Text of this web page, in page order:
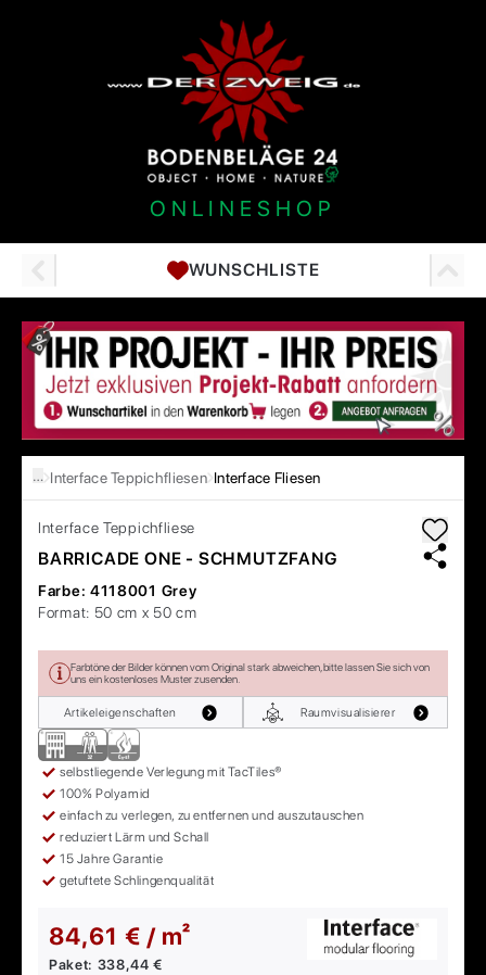
ONLINESHOP
WUNSCHLISTE
… Interface Teppichfliesen Interface Fliesen
Interface Teppichfliese
BARRICADE ONE - SCHMUTZFANG
Farbe: 4118001 Grey
Format: 50 cm x 50 cm
Farbtöne der Bilder können vom Original stark abweichen, bitte lassen Sie sich von
uns ein kostenloses Muster zusenden.
Artikeleigenschaften Raumvisualisierer
selbstliegende Verlegung mit TacTiles®
100% Polyamid
einfach zu verlegen, zu entfernen und auszutauschen
reduziert Lärm und Schall
15 Jahre Garantie
getuftete Schlingenqualität
84,61 € / m²
Paket: 338,44 €